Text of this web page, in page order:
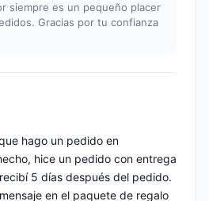
siempre es un pequeño placer
Gracias por tu confianza
hago un pedido en
hice un pedido con entrega
5 días después del pedido.
en el paquete de regalo